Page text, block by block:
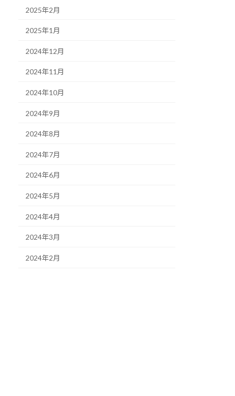
2025年2月
2025年1月
2024年12月
2024年11月
2024年10月
2024年9月
2024年8月
2024年7月
2024年6月
2024年5月
2024年4月
2024年3月
2024年2月